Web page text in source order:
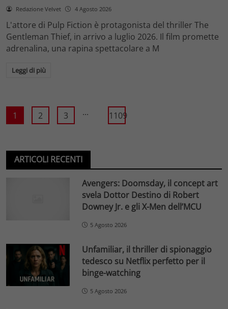
Redazione Velvet 4 Agosto 2026
L'attore di Pulp Fiction è protagonista del thriller The
Gentleman Thief, in arrivo a luglio 2026. Il film promette
adrenalina, una rapina spettacolare a M
Leggi di più
1 2 3 ... 1109
ARTICOLI RECENTI
Avengers: Doomsday, il concept art
svela Dottor Destino di Robert
Downey Jr. e gli X-Men dell’MCU
5 Agosto 2026
Unfamiliar, il thriller di spionaggio
tedesco su Netflix perfetto per il
binge-watching
5 Agosto 2026